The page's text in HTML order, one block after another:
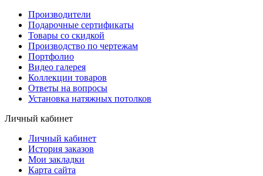
Производители
Подарочные сертификаты
Товары со скидкой
Производство по чертежам
Портфолио
Видео галерея
Коллекции товаров
Ответы на вопросы
Установка натяжных потолков
Личный кабинет
Личный кабинет
История заказов
Мои закладки
Карта сайта